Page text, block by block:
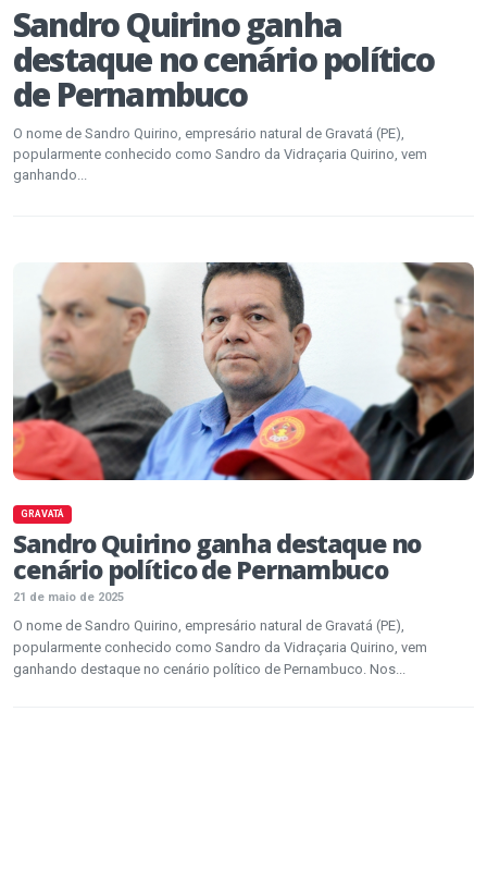
Sandro Quirino ganha
destaque no cenário político
de Pernambuco
O nome de Sandro Quirino, empresário natural de Gravatá (PE),
popularmente conhecido como Sandro da Vidraçaria Quirino, vem
ganhando...
GRAVATÁ
Sandro Quirino ganha destaque no
cenário político de Pernambuco
21 de maio de 2025
O nome de Sandro Quirino, empresário natural de Gravatá (PE),
popularmente conhecido como Sandro da Vidraçaria Quirino, vem
ganhando destaque no cenário político de Pernambuco. Nos...